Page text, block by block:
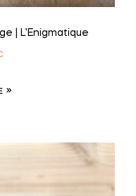
| L’Enigmatique